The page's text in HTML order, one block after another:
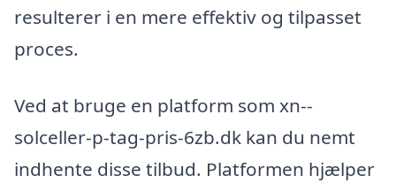
resulterer i en mere effektiv og tilpasset
proces.
Ved at bruge en platform som xn--
solceller-p-tag-pris-6zb.dk kan du nemt
indhente disse tilbud. Platformen hjælper